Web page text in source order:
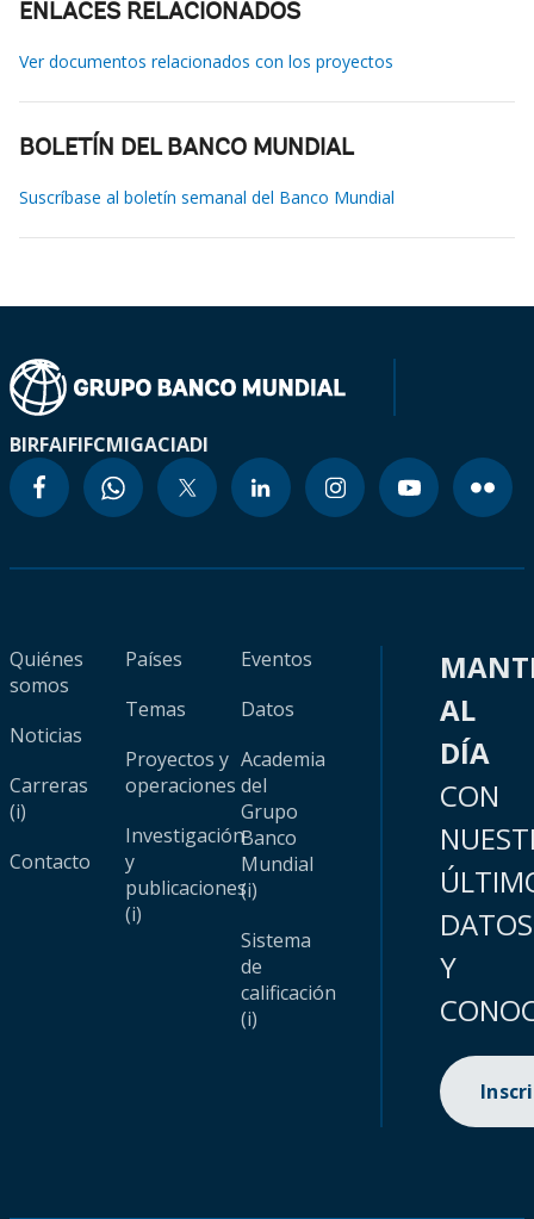
ENLACES RELACIONADOS
Ver documentos relacionados con los proyectos
BOLETÍN DEL BANCO MUNDIAL
Suscríbase al boletín semanal del Banco Mundial
BIRFAIFIFCMIGACIADI
Quiénes
somos
Noticias
Carreras
(i)
Contacto
Países
Temas
Proyectos y
operaciones
Investigación
y
publicaciones
(i)
Eventos
Datos
Academia
del
Grupo
Banco
Mundial
(i)
Sistema
de
calificación
(i)
AL
DÍA
CON
DATOS
Y